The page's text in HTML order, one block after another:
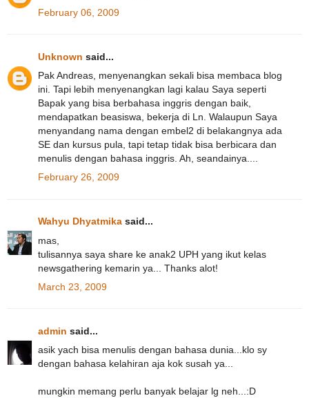
February 06, 2009
Unknown said...
Pak Andreas, menyenangkan sekali bisa membaca blog
ini. Tapi lebih menyenangkan lagi kalau Saya seperti
Bapak yang bisa berbahasa inggris dengan baik,
mendapatkan beasiswa, bekerja di Ln. Walaupun Saya
menyandang nama dengan embel2 di belakangnya ada
SE dan kursus pula, tapi tetap tidak bisa berbicara dan
menulis dengan bahasa inggris. Ah, seandainya....
February 26, 2009
Wahyu Dhyatmika said...
mas,
tulisannya saya share ke anak2 UPH yang ikut kelas
newsgathering kemarin ya... Thanks alot!
March 23, 2009
admin said...
asik yach bisa menulis dengan bahasa dunia...klo sy
dengan bahasa kelahiran aja kok susah ya...
mungkin memang perlu banyak belajar lg neh...:D